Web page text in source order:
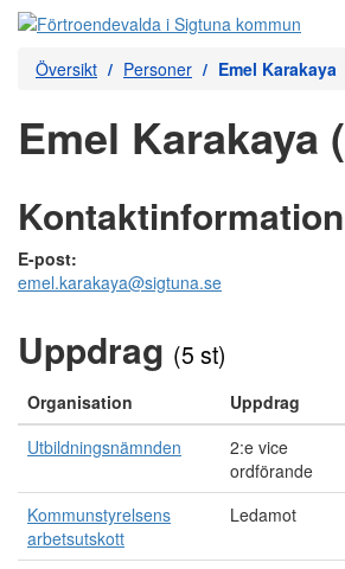
Översikt Personer Emel Karakaya
Emel Karakaya (
Kontaktinformation
E-post:
emel.karakaya@sigtuna.se
Uppdrag (5 st)
Organisation Uppdrag
Utbildningsnämnden
2:e vice
ordförande
Kommunstyrelsens
arbetsutskott
Ledamot